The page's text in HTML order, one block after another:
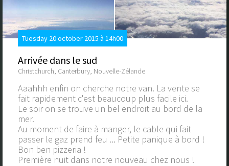
Tuesday 20 october 2015 à 14h00
Arrivée dans le sud
Christchurch, Canterbury, Nouvelle-Zélande
Aaahhh enfin on cherche notre van. La vente se
fait rapidement c'est beaucoup plus facile ici.
Le soir on se trouve un bel endroit au bord de la
mer.
Au moment de faire à manger, le cable qui fait
passer le gaz prend feu ... Petite panique à bord !
Bon ben pizzeria !
Première nuit dans notre nouveau chez nous !